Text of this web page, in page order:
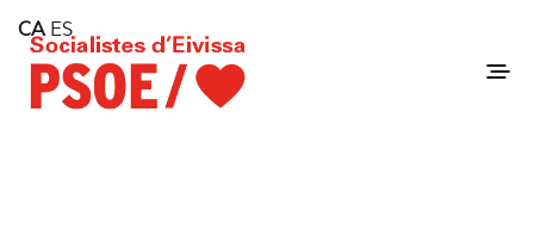
Consell Insular d'Eivissa
Services
Contact
CA ES